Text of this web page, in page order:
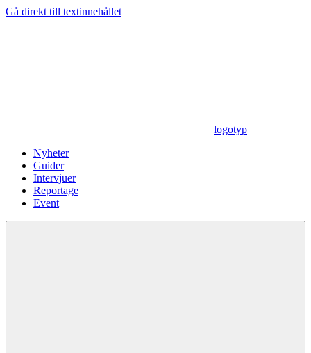
Gå direkt till textinnehållet
logotyp
Nyheter
Guider
Intervjuer
Reportage
Event